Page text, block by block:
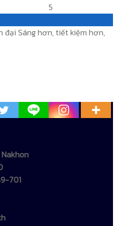
5
đại Sáng hơn, tiết kiệm hơn,
701